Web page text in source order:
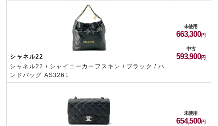
シャネル22
シャネル22 / シャイニーカーフスキン / ブラック / ハ
ンドバッグ AS3261
未使用
663,300
中古
593,900
未使用
654,500